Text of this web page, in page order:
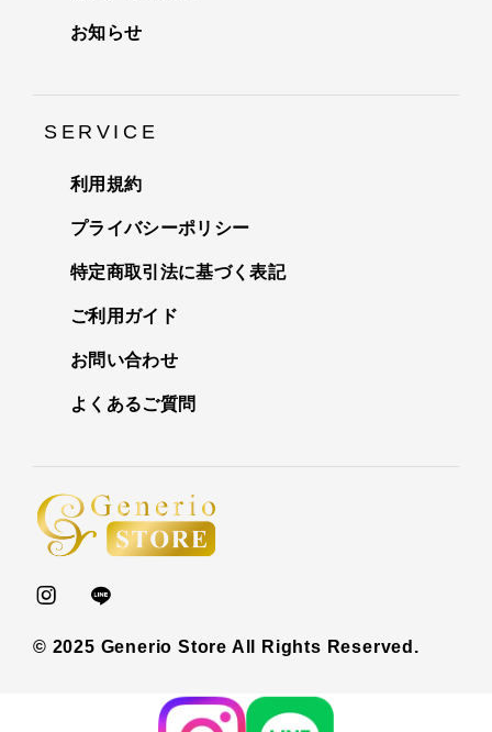
© 2025 Generio Store All Rights Reserved.
お知らせ
SERVICE
利用規約
プライバシーポリシー
特定商取引法に基づく表記
ご利用ガイド
お問い合わせ
よくあるご質問